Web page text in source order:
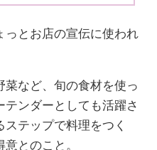
っとお店の宣伝に使われ
菜など、旬の食材を使っ
ンダーとしても活躍さ
テップで料理をつく
とのこと。